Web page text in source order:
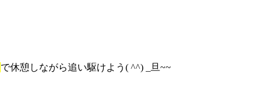
で休憩しながら追い駆けよう( ^^) _旦~~